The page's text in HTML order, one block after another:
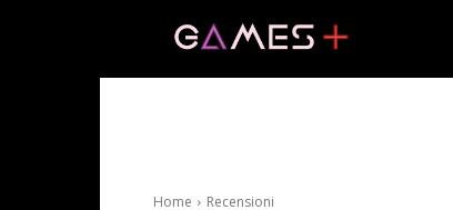
Home Recensioni